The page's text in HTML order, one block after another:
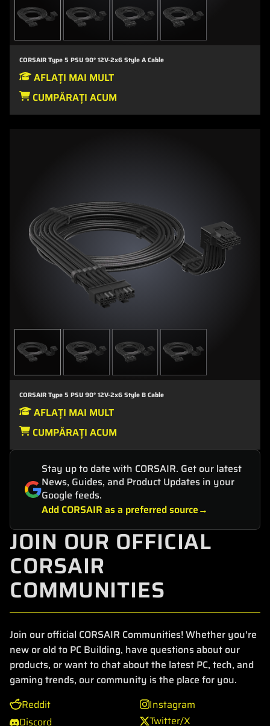
CORSAIR Type 5 PSU 90° 12V-2x6 Style A Cable
AFLAȚI MAI MULT
CUMPĂRAȚI ACUM
CORSAIR Type 5 PSU 90° 12V-2x6 Style B Cable
AFLAȚI MAI MULT
CUMPĂRAȚI ACUM
Stay up to date with CORSAIR. Get our latest
News, Guides, and Product Updates in your
Google feeds.
Add CORSAIR as a preferred source
JOIN OUR OFFICIAL
CORSAIR
COMMUNITIES
Join our official CORSAIR Communities! Whether you're
new or old to PC Building, have questions about our
products, or want to chat about the latest PC, tech, and
gaming trends, our community is the place for you.
Reddit
Discord
Instagram
Twitter/X